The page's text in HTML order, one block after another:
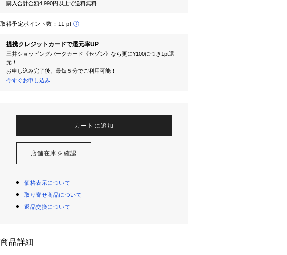
購入合計金額4,990円以上で送料無料
取得予定ポイント数： 11 pt
提携クレジットカードで還元率UP
三井ショッピングパークカード《セゾン》なら更に¥100につき1pt還
元！
お申し込み完了後、最短５分でご利用可能！
今すぐお申し込み
カートに追加
店舗在庫を確認
価格表示について
取り寄せ商品について
返品交換について
商品詳細